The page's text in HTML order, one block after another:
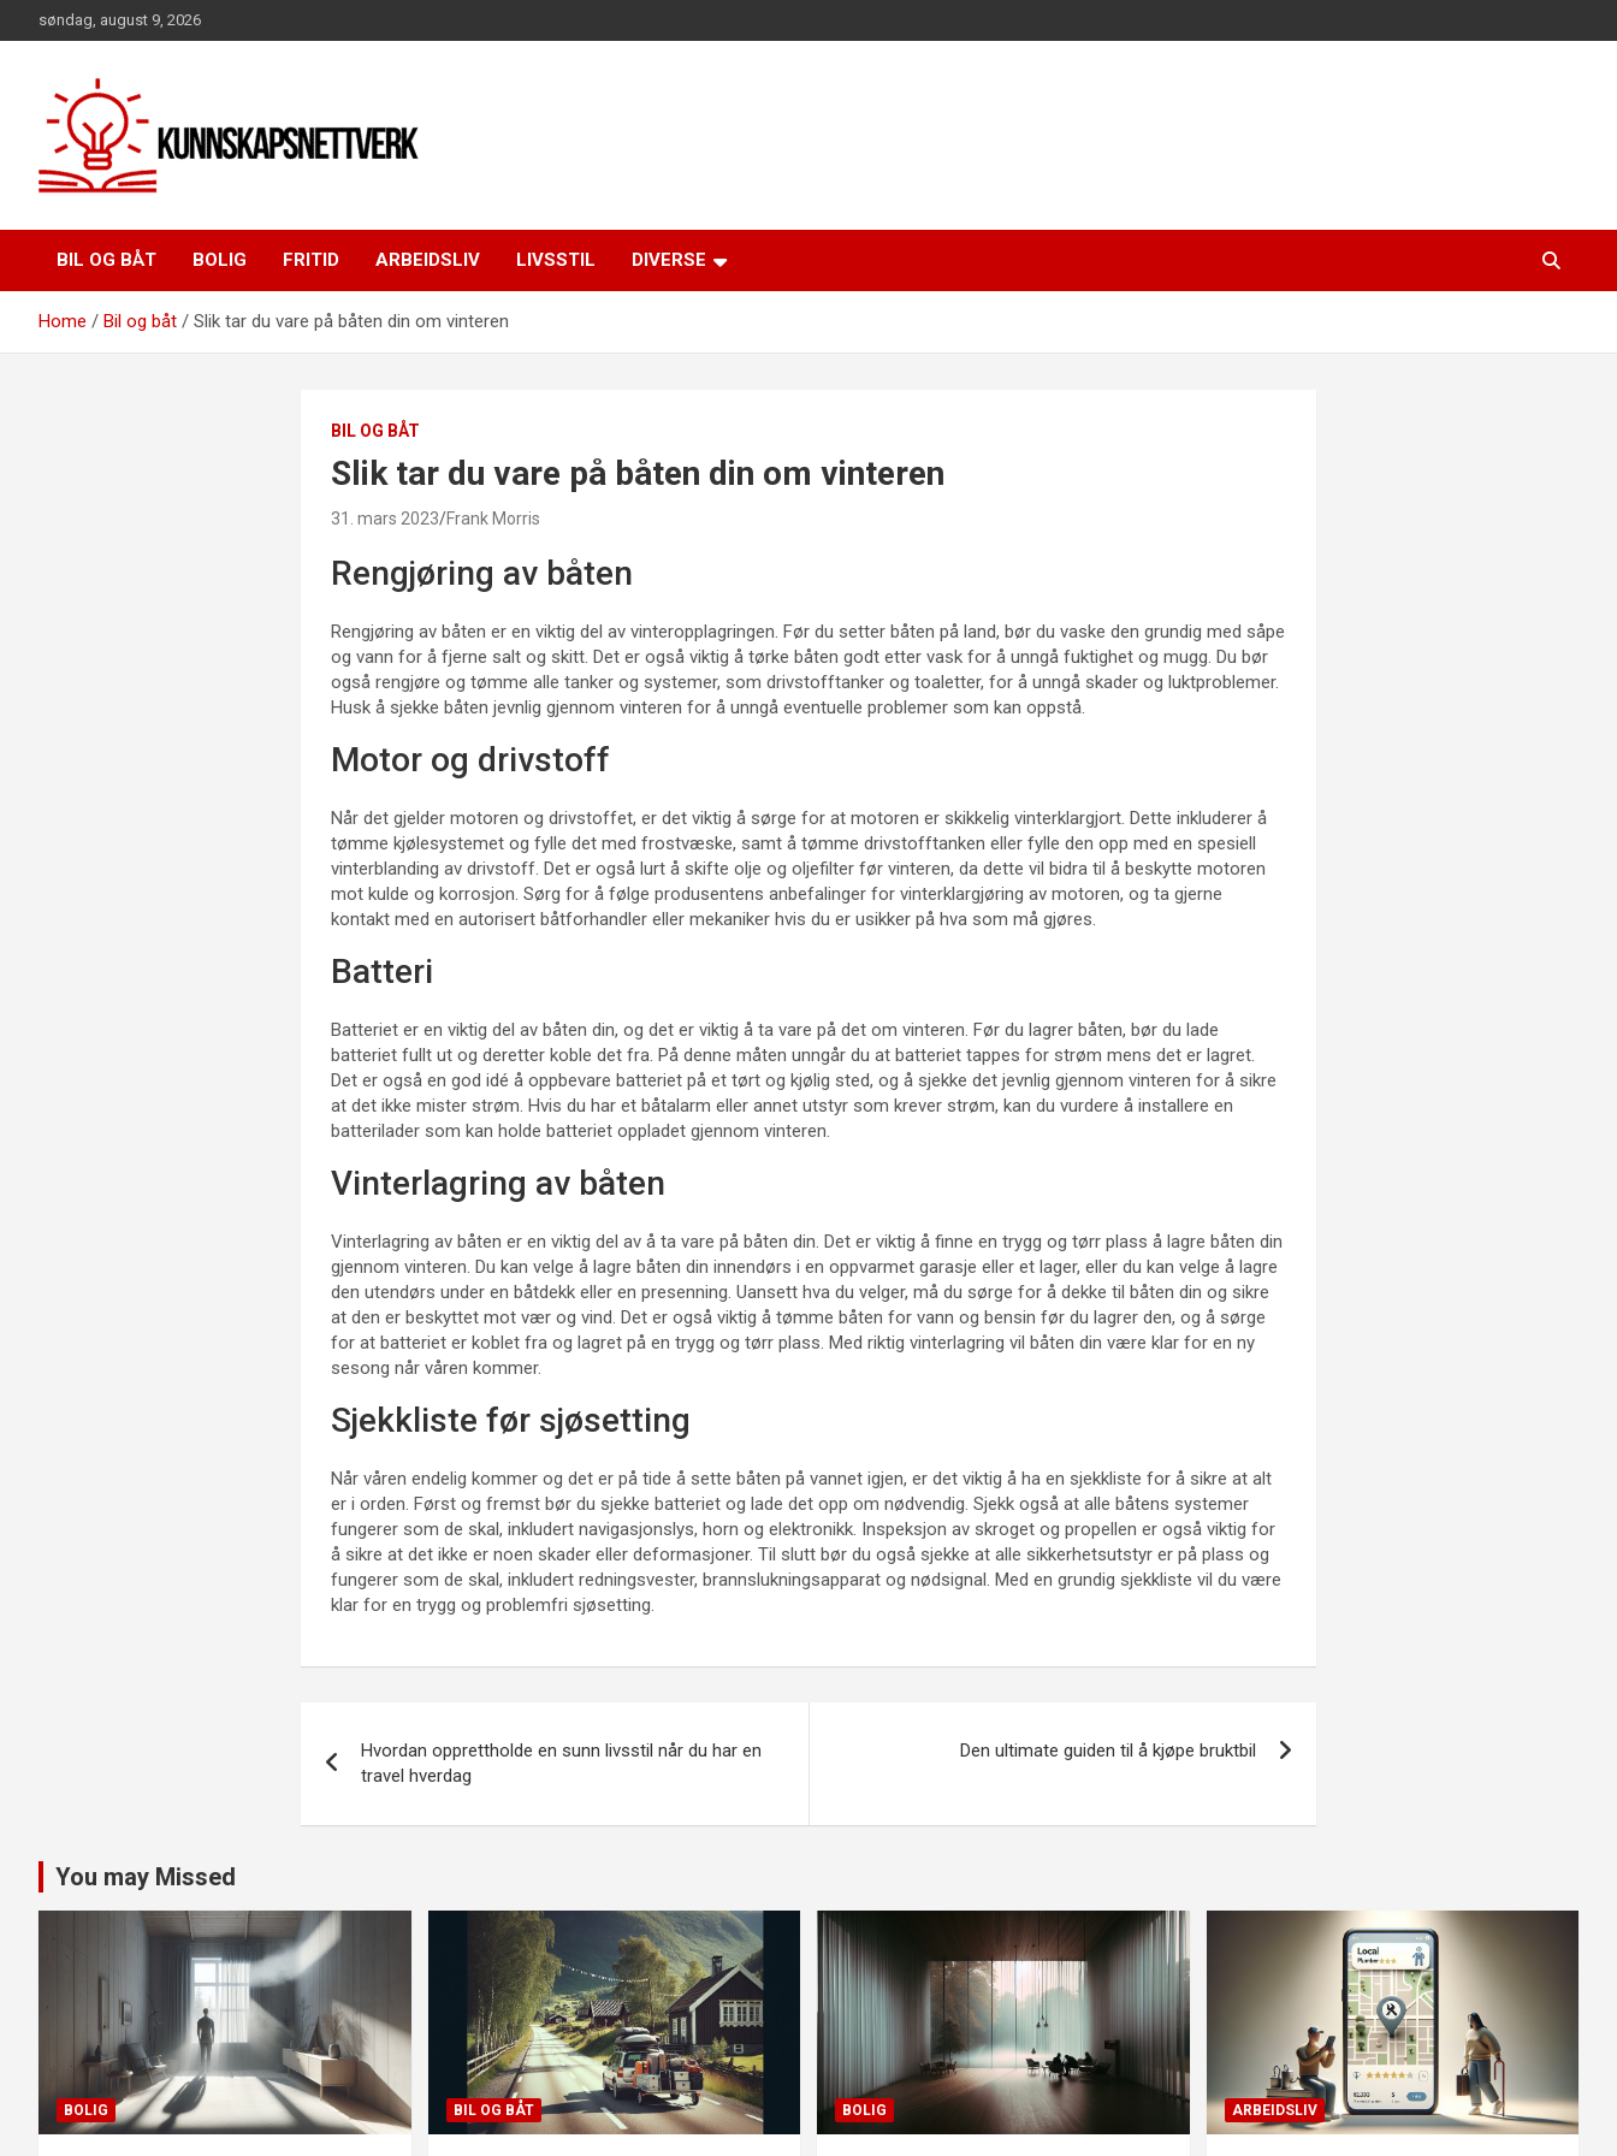
to
søndag, august 9, 2026
BIL OG BÅT BOLIG FRITID ARBEIDSLIV LIVSSTIL DIVERSE
Home Bil og båt Slik tar du vare på båten din om vinteren
BIL OG BÅT
Slik tar du vare på båten din om vinteren
31. mars 2023 Frank Morris
Rengjøring av båten
Rengjøring av båten er en viktig del av vinteropplagringen. Før du setter båten på land, bør du vaske den grundig med såpe
og vann for å fjerne salt og skitt. Det er også viktig å tørke båten godt etter vask for å unngå fuktighet og mugg. Du bør
også rengjøre og tømme alle tanker og systemer, som drivstofftanker og toaletter, for å unngå skader og luktproblemer.
Husk å sjekke båten jevnlig gjennom vinteren for å unngå eventuelle problemer som kan oppstå.
Motor og drivstoff
Når det gjelder motoren og drivstoffet, er det viktig å sørge for at motoren er skikkelig vinterklargjort. Dette inkluderer å
tømme kjølesystemet og fylle det med frostvæske, samt å tømme drivstofftanken eller fylle den opp med en spesiell
vinterblanding av drivstoff. Det er også lurt å skifte olje og oljefilter før vinteren, da dette vil bidra til å beskytte motoren
mot kulde og korrosjon. Sørg for å følge produsentens anbefalinger for vinterklargjøring av motoren, og ta gjerne
kontakt med en autorisert båtforhandler eller mekaniker hvis du er usikker på hva som må gjøres.
Batteri
Batteriet er en viktig del av båten din, og det er viktig å ta vare på det om vinteren. Før du lagrer båten, bør du lade
batteriet fullt ut og deretter koble det fra. På denne måten unngår du at batteriet tappes for strøm mens det er lagret.
Det er også en god idé å oppbevare batteriet på et tørt og kjølig sted, og å sjekke det jevnlig gjennom vinteren for å sikre
at det ikke mister strøm. Hvis du har et båtalarm eller annet utstyr som krever strøm, kan du vurdere å installere en
batterilader som kan holde batteriet oppladet gjennom vinteren.
Vinterlagring av båten
Vinterlagring av båten er en viktig del av å ta vare på båten din. Det er viktig å finne en trygg og tørr plass å lagre båten din
gjennom vinteren. Du kan velge å lagre båten din innendørs i en oppvarmet garasje eller et lager, eller du kan velge å lagre
den utendørs under en båtdekk eller en presenning. Uansett hva du velger, må du sørge for å dekke til båten din og sikre
at den er beskyttet mot vær og vind. Det er også viktig å tømme båten for vann og bensin før du lagrer den, og å sørge
for at batteriet er koblet fra og lagret på en trygg og tørr plass. Med riktig vinterlagring vil båten din være klar for en ny
sesong når våren kommer.
Sjekkliste før sjøsetting
Når våren endelig kommer og det er på tide å sette båten på vannet igjen, er det viktig å ha en sjekkliste for å sikre at alt
er i orden. Først og fremst bør du sjekke batteriet og lade det opp om nødvendig. Sjekk også at alle båtens systemer
fungerer som de skal, inkludert navigasjonslys, horn og elektronikk. Inspeksjon av skroget og propellen er også viktig for
å sikre at det ikke er noen skader eller deformasjoner. Til slutt bør du også sjekke at alle sikkerhetsutstyr er på plass og
fungerer som de skal, inkludert redningsvester, brannslukningsapparat og nødsignal. Med en grundig sjekkliste vil du være
klar for en trygg og problemfri sjøsetting.
Hvordan opprettholde en sunn livsstil når du har en
travel hverdag
Den ultimate guiden til å kjøpe bruktbil
You may Missed
BOLIG BIL OG BÅT BOLIG ARBEIDSLIV